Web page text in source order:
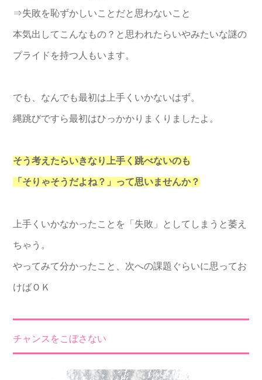
⇒失敗を恥ずかしいことだと思わないこと
本気出してこんなもの？と思われたらいやみたいな謎の
プライドを持つ人もいます。
でも、なんでも最初は上手くいかないはず。
縄跳びですら最初はひっかかりまくりましたよ。
そう考えたらいきなり上手く跳べないのも
「そりゃそうだよね？」って思いませんか？
上手くいかなかったことを「失敗」としてしまうと萎え
ちゃう。
やってみて分かったこと、次への課題ぐらいに思ってお
けばＯＫ
チャンスをこぼさない